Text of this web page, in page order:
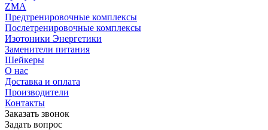
ZMA
Предтренировочные комплексы
Послетренировочные комплексы
Изотоники Энергетики
Заменители питания
Шейкеры
О нас
Доставка и оплата
Производители
Контакты
Заказать звонок
Задать вопрос